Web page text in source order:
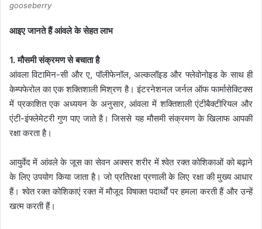
gooseberry
आइए जानते हैं आंवले के सेहत लाभ
1. मौसमी संक्रमण से बचाता है
आंवला विटामिन-सी और ए, पॉलीफेनॉल, अल्कलॉइड और फ्लेवोनोइड के साथ ही
केम्पफेरोल का एक शक्तिशाली मिश्रण है। इंटरनेशनल जर्नल ऑफ फार्मासेक्टिक्स
में प्रकाशित एक अध्ययन के अनुसार, आंवला में शक्तिशाली एंटीबैक्टीरियल और
एंटी-इंफ्लेमेटरी गुण पाए जाते है। जिससे यह मौसमी संक्रमण के खिलाफ आपकी
रक्षा करता है।
आयुर्वेद में आंवले के जूस का सेवन अक्सर शरीर में श्वेत रक्त कोशिकाओं को बढ़ाने
के लिए उपयोग किया जाता है। जो प्रतिरक्षा प्रणाली के लिए रक्षा की मुख्य आधार
हैं। श्वेत रक्त कोशिकाएं रक्त में मौजूद विषाक्त पदार्थों पर हमला करती हैं और उन्हें
खत्म करती हैं।